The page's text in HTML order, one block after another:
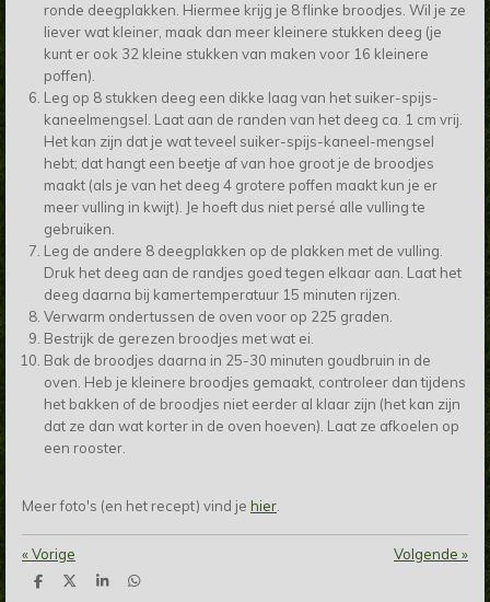
ronde deegplakken. Hiermee krijg je 8 flinke broodjes. Wil je ze
liever wat kleiner, maak dan meer kleinere stukken deeg (je
kunt er ook 32 kleine stukken van maken voor 16 kleinere
poffen).
Leg op 8 stukken deeg een dikke laag van het suiker-spijs-
kaneelmengsel. Laat aan de randen van het deeg ca. 1 cm vrij.
Het kan zijn dat je wat teveel suiker-spijs-kaneel-mengsel
hebt; dat hangt een beetje af van hoe groot je de broodjes
maakt (als je van het deeg 4 grotere poffen maakt kun je er
meer vulling in kwijt). Je hoeft dus niet persé alle vulling te
gebruiken.
Leg de andere 8 deegplakken op de plakken met de vulling.
Druk het deeg aan de randjes goed tegen elkaar aan. Laat het
deeg daarna bij kamertemperatuur 15 minuten rijzen.
Verwarm ondertussen de oven voor op 225 graden.
Bestrijk de gerezen broodjes met wat ei.
Bak de broodjes daarna in 25-30 minuten goudbruin in de
oven. Heb je kleinere broodjes gemaakt, controleer dan tijdens
het bakken of de broodjes niet eerder al klaar zijn (het kan zijn
dat ze dan wat korter in de oven hoeven). Laat ze afkoelen op
een rooster.
Meer foto's (en het recept) vind je hier.
«Vorige Volgende »
D
D
S
D